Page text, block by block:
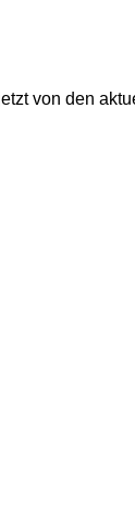
von den